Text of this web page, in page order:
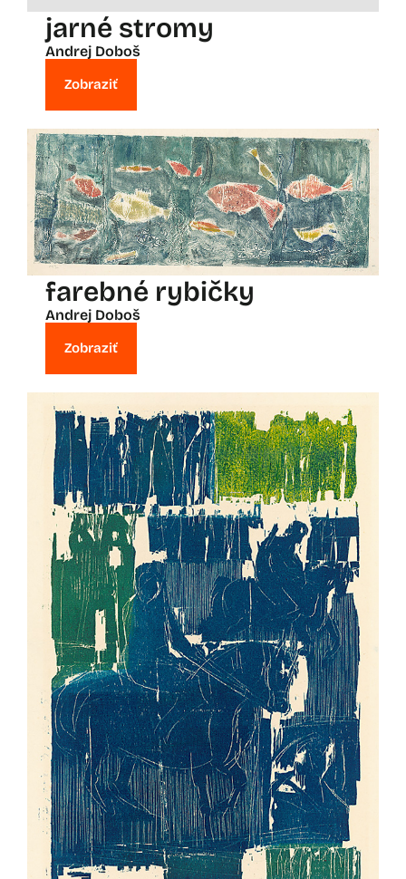
jarné stromy
Andrej Doboš
Zobraziť
farebné rybičky
Andrej Doboš
Zobraziť